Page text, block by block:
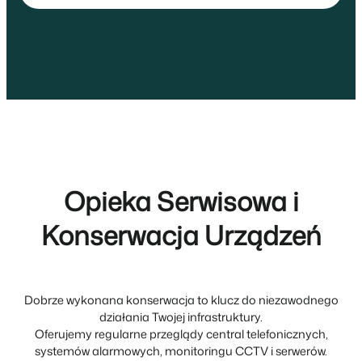
Opieka Serwisowa i
Konserwacja Urządzeń
Dobrze wykonana konserwacja to klucz do niezawodnego
działania Twojej infrastruktury.
Oferujemy regularne przeglądy central telefonicznych,
systemów alarmowych, monitoringu CCTV i serwerów.